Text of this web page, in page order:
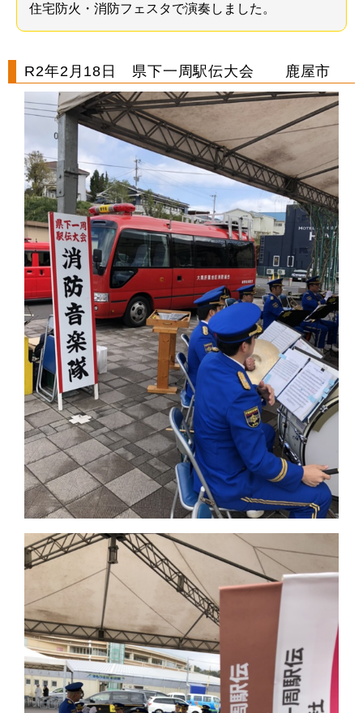
住宅防火・消防フェスタで演奏しました。
R2年2月18日 県下一周駅伝大会 鹿屋市